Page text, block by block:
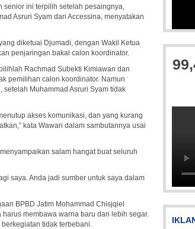
senior ini terpilih setelah pesaingnya,
Asruri Syam dari Accessina, menyatakan
diketuai Djumadi, dengan Wakil Ketua
penjaringan bakal calon koordinator.
Rachmad Subekti Kimiawan dan
pemilihan calon koordinator. Namun
Muhammad Asruri Syam tidak
akses komunikasi, dan yang kurang
kata Wawan dalam sambutannya usai
salam hangat buat seluruh
saya. Anda jadi sumber untuk saya dalam
BPBD Jatim Mohammad Chisjqiel
membawa warna baru dan lebih segar.
tidak terbebani.
IMG-20250501-WA0005
IMG-20170928-WA0071